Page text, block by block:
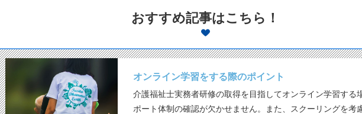
おすすめ記事はこちら！
オンライン学習をする際のポイント
介護福祉士実務者研修の取得を目指してオンライン学習する
ポート体制の確認が欠かせません。また、スクーリングを考